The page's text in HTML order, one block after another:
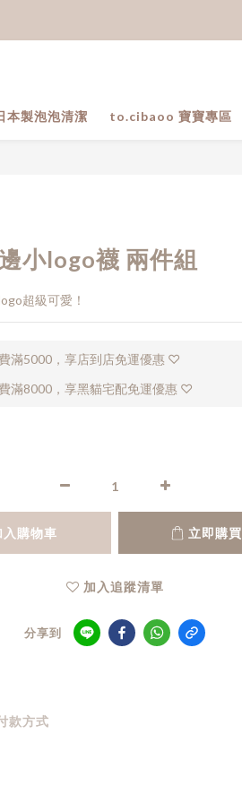
本製泡泡清潔 to.cibaoo 寶寶專區
小logo襪 兩件組
超級可愛！
滿5000，享店到店免運優惠 ♡
滿8000，享黑貓宅配免運優惠 ♡
入購物車 立即購買
加入追蹤清單
分享到
款方式